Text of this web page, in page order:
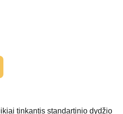
tinkantis standartinio dydžio